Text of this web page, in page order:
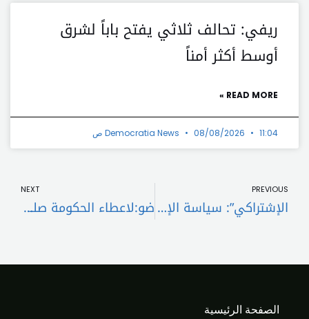
ريفي: تحالف ثلاثي يفتح باباً لشرق
أوسط أكثر أمناً
READ MORE »
Democratia News 08/08/2026 11:04 ص
PREVIOUS
الإشتراكي”: سياسة الإلغاء والإقصاء جلبت للبنان الويلات
NEXT
ضو:لاعطاء الحكومة صلاحيات تشريعية لحماية حقوق المودعين
الصفحة الرئيسية